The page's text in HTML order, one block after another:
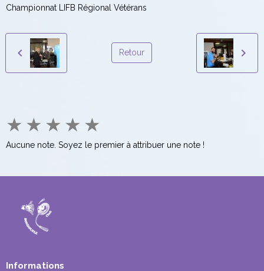
Championnat LIFB Régional Vétérans
Retour
★ ★ ★ ★ ★
Aucune note. Soyez le premier à attribuer une note !
Informations